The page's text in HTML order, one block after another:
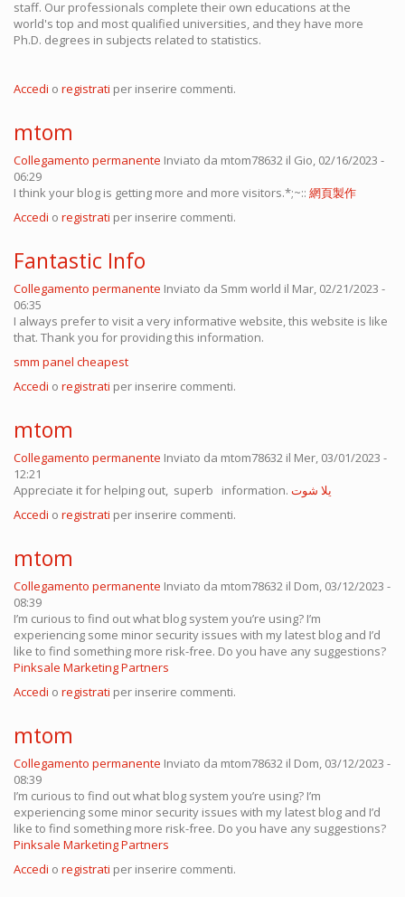
staff. Our professionals complete their own educations at the
world's top and most qualified universities, and they have more
Ph.D. degrees in subjects related to statistics.
Accedi o registrati per inserire commenti.
mtom
Collegamento permanente Inviato da mtom78632 il Gio, 02/16/2023 -
06:29
I think your blog is getting more and more visitors.*;~:: 網頁製作
Accedi o registrati per inserire commenti.
Fantastic Info
Collegamento permanente Inviato da Smm world il Mar, 02/21/2023 -
06:35
I always prefer to visit a very informative website, this website is like
that. Thank you for providing this information.
smm panel cheapest
Accedi o registrati per inserire commenti.
mtom
Collegamento permanente Inviato da mtom78632 il Mer, 03/01/2023 -
12:21
Appreciate it for helping out, superb information. يلا شوت
Accedi o registrati per inserire commenti.
mtom
Collegamento permanente Inviato da mtom78632 il Dom, 03/12/2023 -
08:39
I’m curious to find out what blog system you’re using? I’m
experiencing some minor security issues with my latest blog and I’d
like to find something more risk-free. Do you have any suggestions?
Pinksale Marketing Partners
Accedi o registrati per inserire commenti.
mtom
Collegamento permanente Inviato da mtom78632 il Dom, 03/12/2023 -
08:39
I’m curious to find out what blog system you’re using? I’m
experiencing some minor security issues with my latest blog and I’d
like to find something more risk-free. Do you have any suggestions?
Pinksale Marketing Partners
Accedi o registrati per inserire commenti.